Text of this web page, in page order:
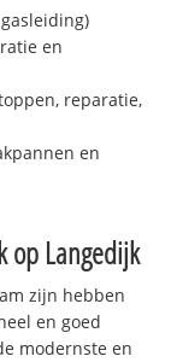
en
reparatie,
en
op Langedijk
zijn hebben
en goed
modernste en